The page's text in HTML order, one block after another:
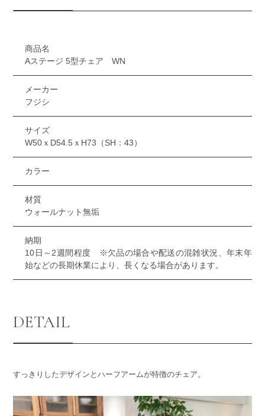
商品名
Aステージ 5型チェア WN
メーカー
フジシ
サイズ
W50ｘD54.5ｘH73（SH：43）
カラー
材質
ウォールナット無垢
納期
10日～2週間程度 ※欠品の場合や配送の混雑状況、年末年
始などの長期休業により、長くなる場合があります。
DETAIL
すっきりしたデザインとハーフアームが特徴のチェア。